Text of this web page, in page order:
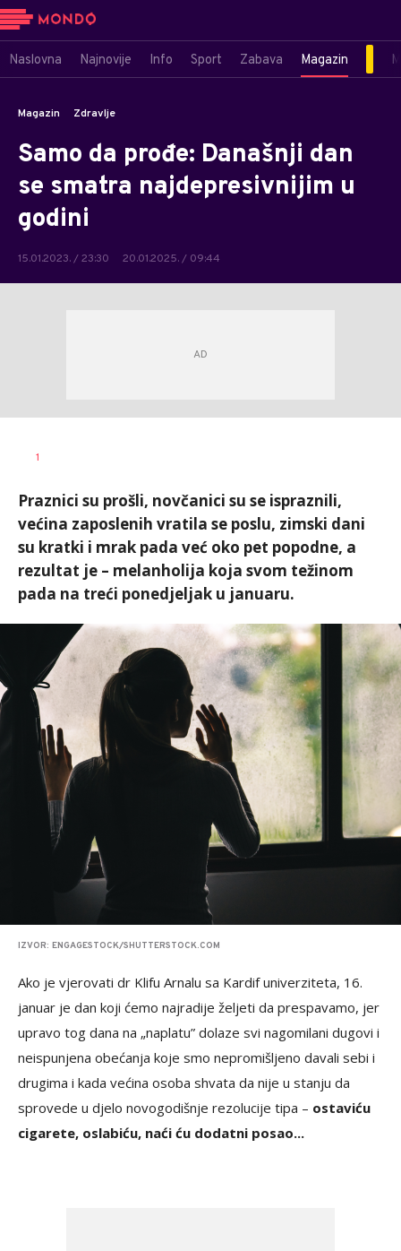
Naslovna Najnovije Info Sport Zabava Magazin
Magazin Zdravlje
Samo da prođe: Današnji dan
se smatra najdepresivnijim u
godini
15.01.2023. / 23:30 20.01.2025. / 09:44
AUTOR
1
Praznici su prošli, novčanici su se ispraznili,
većina zaposlenih vratila se poslu, zimski dani
su kratki i mrak pada već oko pet popodne, a
rezultat je – melanholija koja svom težinom
pada na treći ponedjeljak u januaru.
IZVOR: ENGAGESTOCK/SHUTTERSTOCK.COM
Ako je vjerovati dr Klifu Arnalu sa Kardif univerziteta, 16.
januar je dan koji ćemo najradije željeti da prespavamo, jer
upravo tog dana na „naplatu” dolaze svi nagomilani dugovi i
neispunjena obećanja koje smo nepromišljeno davali sebi i
drugima i kada većina osoba shvata da nije u stanju da
sprovede u djelo novogodišnje rezolucije tipa – ostaviću
cigarete, oslabiću, naći ću dodatni posao...